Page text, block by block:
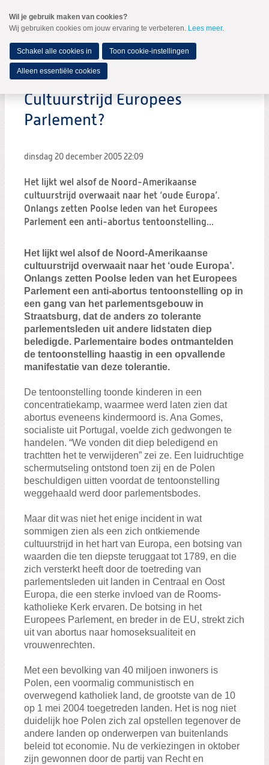
naar
Spring
de
inhoud
Spring
naar
hoofdmenu
MENU
Zoeken
Cultuurstrijd Europees
Parlement?
dinsdag 20 december 2005 22:09
Het lijkt wel alsof de Noord-Amerikaanse
cultuurstrijd overwaait naar het ‘oude Europa’.
Onlangs zetten Poolse leden van het Europees
Parlement een anti-abortus tentoonstelling...
Het lijkt wel alsof de Noord-Amerikaanse
cultuurstrijd overwaait naar het ‘oude Europa’.
Onlangs zetten Poolse leden van het Europees
Parlement een anti-abortus tentoonstelling op in
een gang van het parlementsgebouw in
Straatsburg, dat de anders zo tolerante
parlementsleden uit andere lidstaten diep
beledigde. Parlementaire bodes ontmantelden
de tentoonstelling haastig in een opvallende
manifestatie van deze tolerantie.
De tentoonstelling toonde kinderen in een
concentratiekamp, waarmee werd laten zien dat
abortus eveneens kindermoord is. Ana Gomes,
socialiste uit Portugal, voelde zich gedwongen te
handelen. “We vonden dit diep beledigend en
trachtten het te verwijderen” zei ze. Een luidruchtige
schermutseling ontstond toen zij en de Polen
beschuldigen uitten voordat de tentoonstelling
weggehaald werd door parlementsbodes.
Maar dit was niet het enige incident in wat
sommigen zien als een zich ontkiemende
cultuurstrijd in het hart van Europa, een botsing van
waarden die ten diepste teruggaat tot 1789, en die
zich versterkt heeft door de toetreding van
parlementsleden uit landen in Centraal en Oost
Europa, die een sterke invloed van de Rooms-
katholieke Kerk ervaren. De botsing in het
Europees Parlement, en breder in de EU, strekt zich
uit van abortus naar homoseksualiteit en
vrouwenrechten.
Met een bevolking van 40 miljoen inwoners is
Polen, een voormalig communistisch en
overwegend katholiek land, de grootste van de 10
op 1 mei 2004 toegetreden landen. Het is nog niet
duidelijk hoe Polen zich zal opstellen tegenover de
andere landen op onderwerpen van buitenlands
beleid tot economie. Nu de verkiezingen in oktober
zijn gewonnen door de partij van Recht en
Wil je gebruik maken van cookies?
Wij gebruiken cookies om jouw ervaring te verbeteren. Lees meer.
Schakel alle cookies in Toon cookie-instellingen
Alleen essentiële cookies